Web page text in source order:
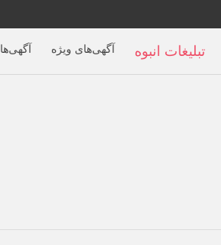
تبلیغات انبوه آگهی‌های ویژه آگهی‌ها